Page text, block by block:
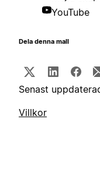
YouTube
Dela denna mall
Senast
Villkor